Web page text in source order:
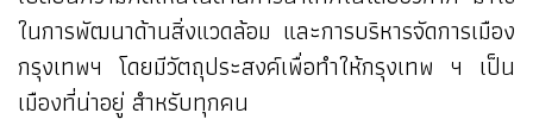
ในการพัฒนาด้านสิ่งแวดล้อม และการบริหารจัดการเมือง
กรุงเทพฯ โดยมีวัตถุประสงค์เพื่อทำให้กรุงเทพ ฯ เป็น
เมืองที่น่าอยู่ สำหรับทุกคน